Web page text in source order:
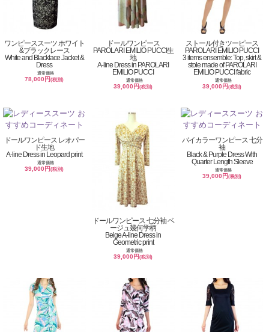
ワンピーススーツ ホワイト
&ブラックレース
White and Blacklace Jacket &
Dress
通常価格
78,000円(税別)
ドールワンピース
PAROLARI EMILIO PUCCI生
地
A-line Dress in PAROLARI
EMILIO PUCCI
通常価格
39,000円(税別)
ストール付きツーピース
PAROLARI EMILIO PUCCI
3 items ensemble: Top, skirt &
stole made of PAROLARI
EMILIO PUCCI fabric
通常価格
39,000円(税別)
ドールワンピース レオパー
ド生地
A-line Dress in Leopard print
通常価格
39,000円(税別)
ドールワンピース 七分袖 ベ
ージュ幾何学柄
Beige A-line Dress in
Geometric print
通常価格
39,000円(税別)
バイカラーワンピース 七分
袖
Black & Purple Dress With
Quarter Length Sleeve
通常価格
39,000円(税別)